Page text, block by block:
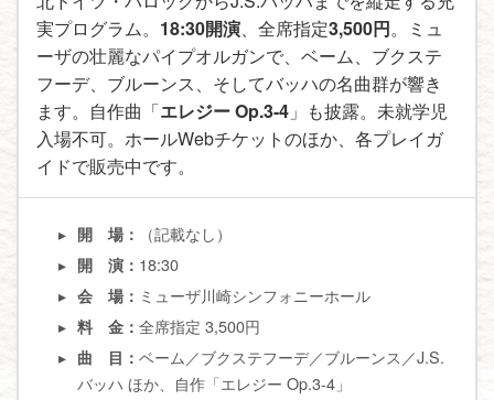
実プログラム。 18:30開演、全席指定3,500円。ミュ
ーザの壮麗なパイプオルガンで、ベーム、ブクステ
フーデ、ブルーンス、そしてバッハの名曲群が響き
ます。自作曲「エレジー Op.3-4 」も披露。未就学児
入場不可。ホールWebチケットのほか、各プレイガ
イドで販売中です。
開 場： （記載なし）
開 演： 18:30
会 場： ミューザ川崎シンフォニーホール
料 金：全席指定 3,500円
曲 目：ベーム／ブクステフーデ／ブルーンス／J.S.
バッハ ほか、自作「エレジー Op.3-4」